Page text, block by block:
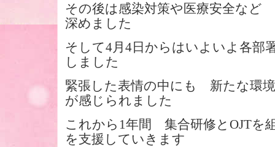
その後は感染対策や医療安全など
深めました
そして4月4日からはいよいよ各部
しました
緊張した表情の中にも 新たな環
が感じられました
これから1年間 集合研修とOJTを
を支援していきます